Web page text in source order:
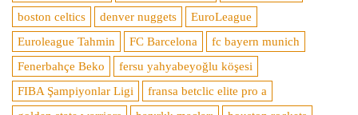
boston celtics
denver nuggets
EuroLeague
Euroleague Tahmin
FC Barcelona
fc bayern munich
Fenerbahçe Beko
fersu yahyabeyoğlu köşesi
FIBA Şampiyonlar Ligi
fransa betclic elite pro a